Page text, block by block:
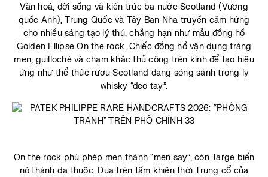
Văn hoá, đời sống và kiến trúc ba nước Scotland (Vương
quốc Anh), Trung Quốc và Tây Ban Nha truyền cảm hứng
cho nhiều sáng tạo lý thú, chẳng hạn như mẫu đồng hồ
Golden Ellipse On the rock. Chiếc đồng hồ vận dụng tráng
men, guilloché và chạm khắc thủ công trên kính để tạo hiệu
ứng như thể thức rượu Scotland đang sóng sánh trong ly
whisky “đeo tay”.
On the rock phù phép men thành “men say”, còn Targe biến
nó thành da thuộc. Dựa trên tấm khiên thời Trung cổ của